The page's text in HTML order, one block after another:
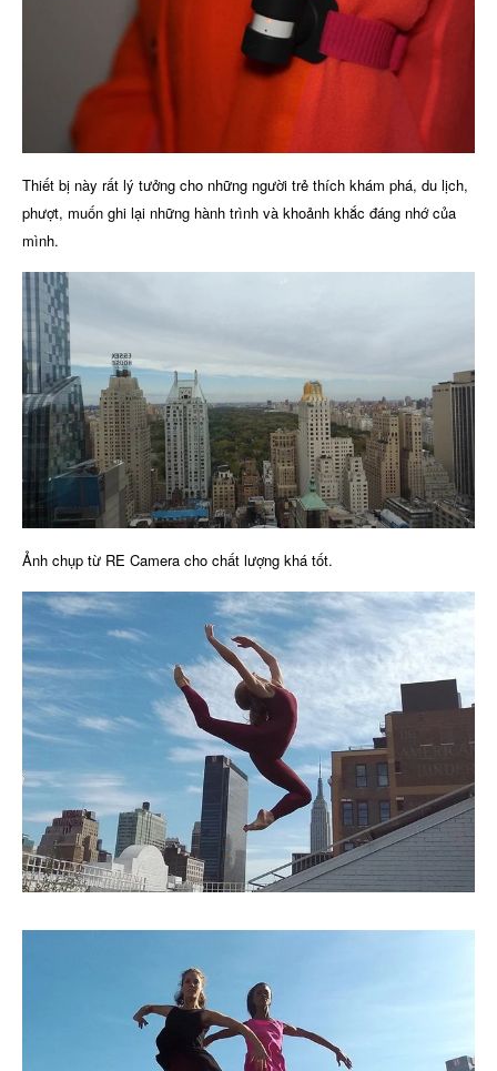
Thiết bị này rất lý tưởng cho những người trẻ thích khám phá, du lịch,
phượt, muốn ghi lại những hành trình và khoảnh khắc đáng nhớ của
mình.
Ảnh chụp từ RE Camera cho chất lượng khá tốt.